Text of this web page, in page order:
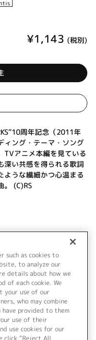
¥1,143 (税別)
周年記念（2011年
ィング・テーマ・ソング
TVアニメ本編を見ている
深い共感を得られる歌詞
ような繊細かつ心温まる
。 (C)RS
such as cookies to
to analyze our
details about how we
of each cookie. We
your use of our
who may combine
provided to them
use of their
use cookies for our
click “Reject All